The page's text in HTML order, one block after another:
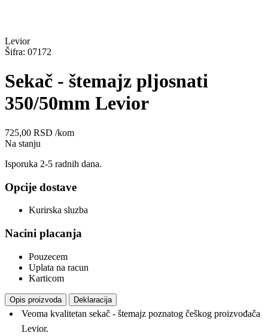
Levior
Šifra: 07172
Sekač - štemajz pljosnati
350/50mm Levior
725,00 RSD /kom
Na stanju
Isporuka 2-5 radnih dana.
Opcije dostave
Kurirska sluzba
Nacini placanja
Pouzecem
Uplata na racun
Karticom
Opis proizvoda Deklaracija
Veoma kvalitetan sekač - štemajz poznatog češkog proizvođača
Levior.